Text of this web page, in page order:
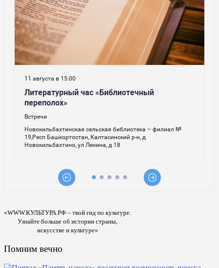
«WWW.КУЛЬТУРА.РФ – твой гид по культуре.
Узнайте больше об истории страны,
искусстве и культуре»
Помним вечно